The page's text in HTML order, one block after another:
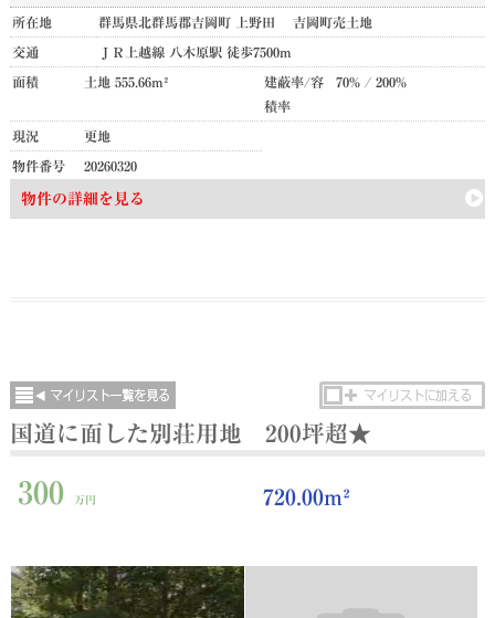
物件の詳細を見る
所在地 群馬県北群馬郡吉岡町 上野田 吉岡町売土地
交通 ＪＲ上越線 八木原駅 徒歩7500m
面積 土地 555.66m²
建蔽率/容
積率
70% / 200%
現況 更地
物件番号 20260320
国道に面した別荘用地 200坪超★
300 万円 720.00m²